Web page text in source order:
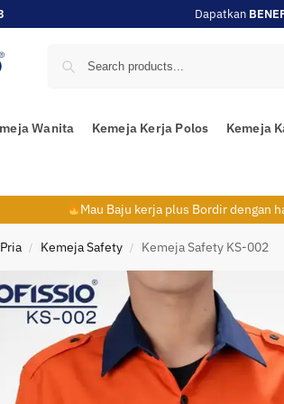
Dapatkan
Wanita Kemeja Kerja Polos Kemeja
Mau Baju kerja plus Bordir dengan
Pria / Kemeja Safety / Kemeja Safety KS-002